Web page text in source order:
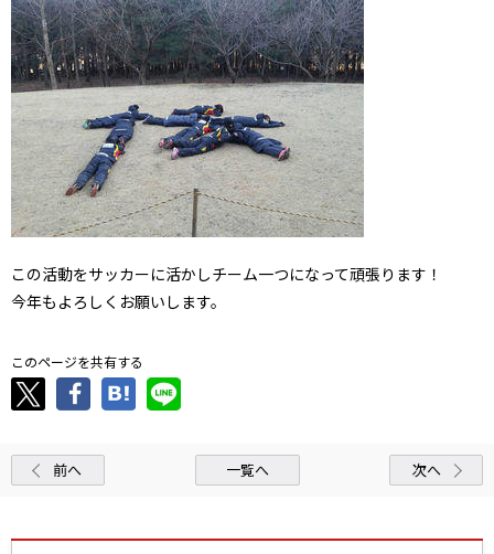
この活動をサッカーに活かしチーム一つになって頑張ります！
今年もよろしくお願いします。
このページを共有する
前へ 一覧へ 次へ